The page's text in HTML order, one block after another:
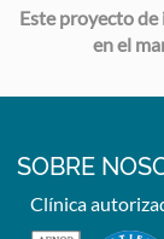
Este proyecto
en el
SOBRE
Clínica